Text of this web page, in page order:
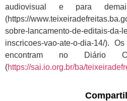
audiovisual e para
(https://
sobre-lancamento-de-editais-da-
inscricoes-vao-ate-o-dia-14/).
encontram no Diário
(https://sai.io.org.br/ba/